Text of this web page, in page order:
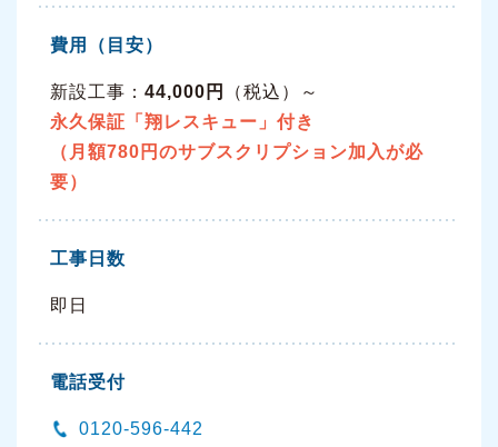
費用（目安）
新設工事： 44,000円
（税込）～
永久保証「翔レスキュー」付き
（月額780円のサブスクリプション加入が必
要）
工事日数
即日
電話受付
0120-596-442